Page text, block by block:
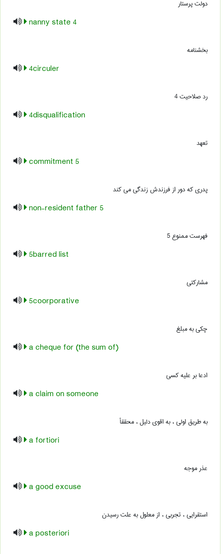
دولت پرستار
4 nanny state
بخشنامه
4circuler
رد صلاحیت 4
4disqualification
تعهد
5 commitment
پدری که دور از فرزندش زندگی می کند
5 non-resident father
فهرست ممنوع 5
5barred list
مشارکتی
5coorporative
چکی به مبلغ
a cheque for (the sum of)
ادعا بر علیه کسی
a claim on someone
به طریق اولی ، به اقوی دلیل ، محققأ
a fortiori
عذر موجه
a good excuse
استقرایی ، تجربی ، از معلول به علت رسیدن
a posteriori